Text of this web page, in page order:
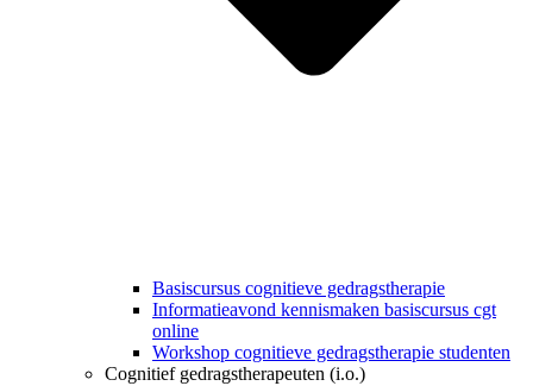
Basiscursus cognitieve gedragstherapie
Informatieavond kennismaken basiscursus cgt
online
Workshop cognitieve gedragstherapie studenten
Cognitief gedragstherapeuten (i.o.)